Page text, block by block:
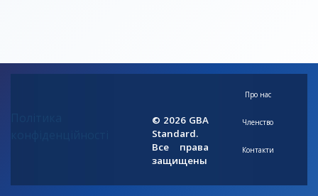
© 2026 GBA
Standard.
Все права
защищены
Про нас
Членство
Контакти